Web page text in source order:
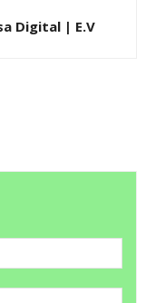
Digital | E.V